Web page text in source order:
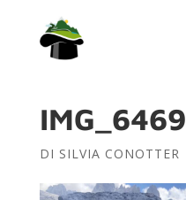
IMG_6469
DI SILVIA CONOTTER